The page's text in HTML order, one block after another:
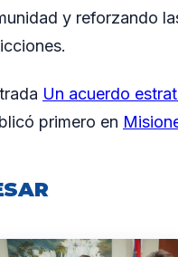
y reforzando
Un acuerdo
primero en